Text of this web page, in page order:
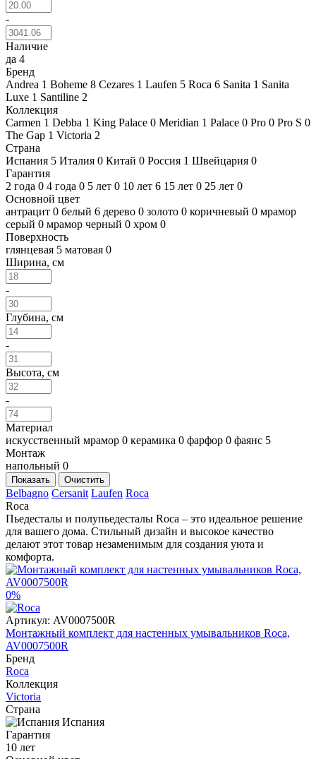
-
Наличие
да 4
Бренд
Andrea 1 Boheme 8 Cezares 1 Laufen 5 Roca 6 Sanita 1 Sanita
Luxe 1 Santiline 2
Коллекция
Carmen 1 Debba 1 King Palace 0 Meridian 1 Palace 0 Pro 0 Pro S 0
The Gap 1 Victoria 2
Страна
Испания 5 Италия 0 Китай 0 Россия 1 Швейцария 0
Гарантия
2 года 0 4 года 0 5 лет 0 10 лет 6 15 лет 0 25 лет 0
Основной цвет
антрацит 0 белый 6 дерево 0 золото 0 коричневый 0 мрамор
серый 0 мрамор черный 0 хром 0
Поверхность
глянцевая 5 матовая 0
Ширина, см
-
Глубина, см
-
Высота, см
-
Материал
искусственный мрамор 0 керамика 0 фарфор 0 фаянс 5
Монтаж
напольный 0
Показать Очистить
Belbagno Cersanit Laufen Roca
Roca
Пьедесталы и полупьедесталы Roca – это идеальное решение
для вашего дома. Стильный дизайн и высокое качество
делают этот товар незаменимым для создания уюта и
комфорта.
0%
Артикул: AV0007500R
Монтажный комплект для настенных умывальников Roca,
AV0007500R
Бренд
Roca
Коллекция
Victoria
Страна
Испания
Гарантия
10 лет